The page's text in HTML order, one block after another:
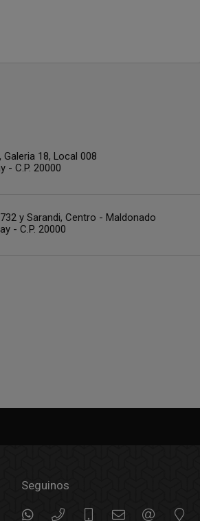
18, Local 008
- C.P. 20000
y Sarandi, Centro - Maldonado
- C.P. 20000
Seguinos